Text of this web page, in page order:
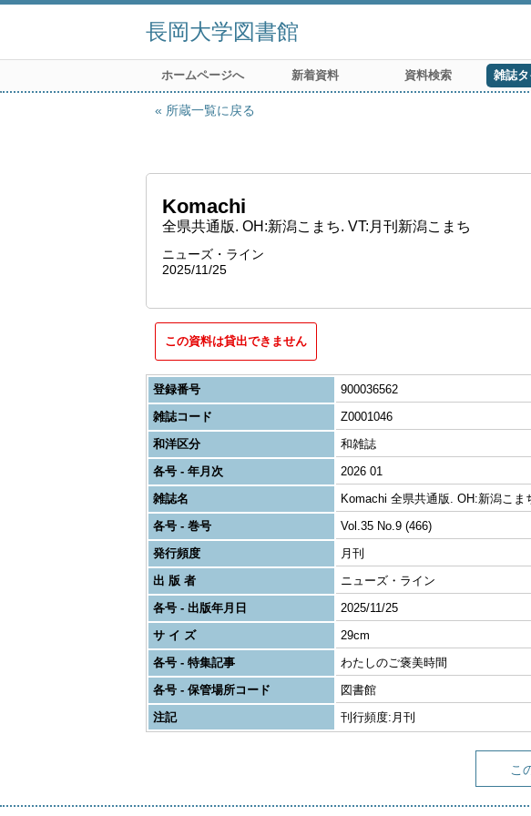
長岡大学図書館
ホームページへ 新着資料 資料検索 雑誌タ
所蔵一覧に戻る
Komachi
全県共通版. OH:新潟こまち. VT:月刊新潟こまち
ニューズ・ライン
2025/11/25
この資料は貸出できません
登録番号
900036562
雑誌コード
Z0001046
和洋区分
和雑誌
各号 - 年月次
2026 01
雑誌名
Komachi 全県共通版. OH:新潟こま
各号 - 巻号
Vol.35 No.9 (466)
発行頻度
月刊
出 版 者
ニューズ・ライン
各号 - 出版年月日
2025/11/25
サ イ ズ
29cm
各号 - 特集記事
わたしのご褒美時間
各号 - 保管場所コード
図書館
注記
刊行頻度:月刊
こ